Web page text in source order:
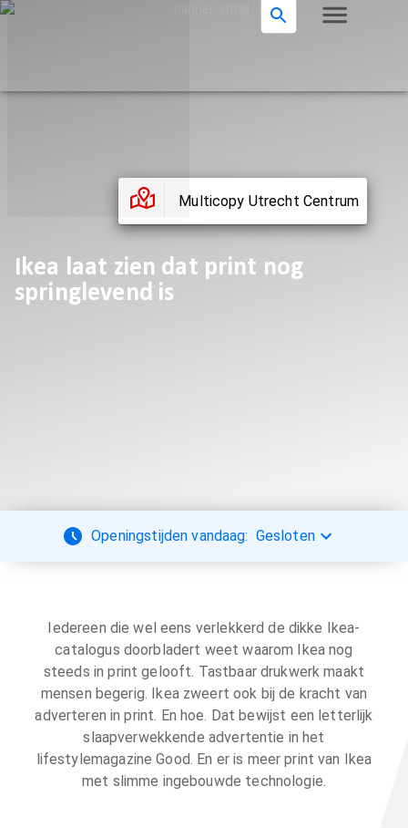
Multicopy Utrecht Centrum
Ikea laat zien dat print nog
springlevend is
Openingstijden vandaag: Gesloten
Iedereen die wel eens verlekkerd de dikke Ikea-
catalogus doorbladert weet waarom Ikea nog
steeds in print gelooft. Tastbaar drukwerk maakt
mensen begerig. Ikea zweert ook bij de kracht van
adverteren in print. En hoe. Dat bewijst een letterlijk
slaapverwekkende advertentie in het
lifestylemagazine Good. En er is meer print van Ikea
met slimme ingebouwde technologie.